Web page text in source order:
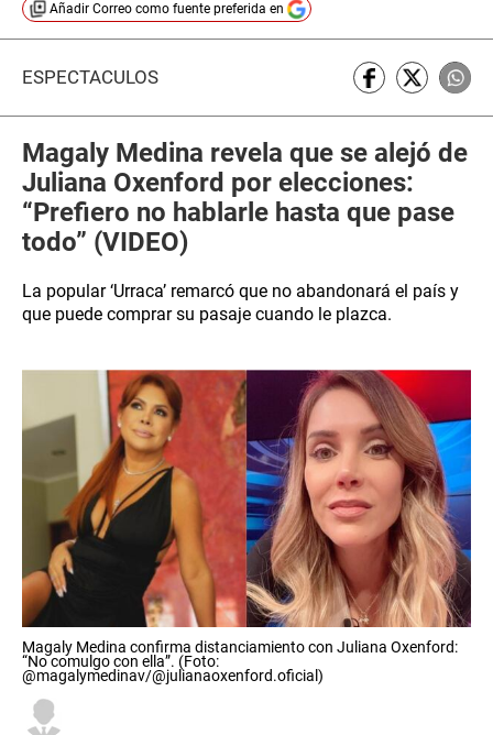
Añadir Correo como fuente preferida en
ESPECTÁCULOS
Magaly Medina revela que se alejó de
Juliana Oxenford por elecciones:
“Prefiero no hablarle hasta que pase
todo” (VIDEO)
La popular ‘Urraca’ remarcó que no abandonará el país y
que puede comprar su pasaje cuando le plazca.
Magaly Medina confirma distanciamiento con Juliana Oxenford:
“No comulgo con ella”. (Foto:
@magalymedinav/@julianaoxenford.oficial)